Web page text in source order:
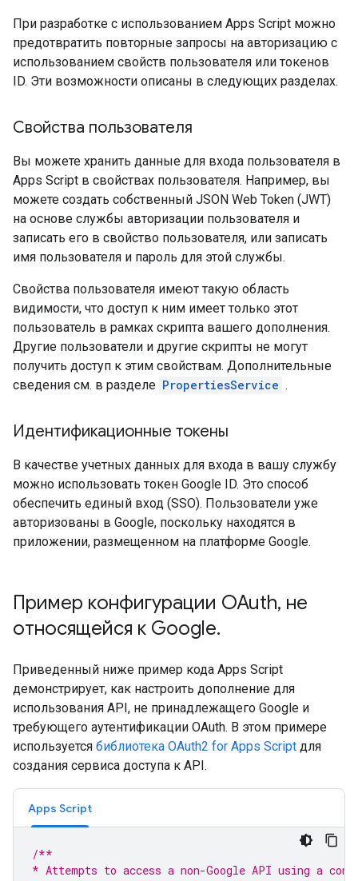
При разработке с использованием Apps Script можно
предотвратить повторные запросы на авторизацию с
использованием свойств пользователя или токенов
ID. Эти возможности описаны в следующих разделах.
Свойства пользователя
Вы можете хранить данные для входа пользователя в
Apps Script в свойствах пользователя. Например, вы
можете создать собственный JSON Web Token (JWT)
на основе службы авторизации пользователя и
записать его в свойство пользователя, или записать
имя пользователя и пароль для этой службы.
Свойства пользователя имеют такую ​​область
видимости, что доступ к ним имеет только этот
пользователь в рамках скрипта вашего дополнения.
Другие пользователи и другие скрипты не могут
получить доступ к этим свойствам. Дополнительные
сведения см. в разделе PropertiesService .
Идентификационные токены
В качестве учетных данных для входа в вашу службу
можно использовать токен Google ID. Это способ
обеспечить единый вход (SSO). Пользователи уже
авторизованы в Google, поскольку находятся в
приложении, размещенном на платформе Google.
Пример конфигурации OAuth, не
относящейся к Google.
Приведенный ниже пример кода Apps Script
демонстрирует, как настроить дополнение для
использования API, не принадлежащего Google и
требующего аутентификации OAuth. В этом примере
используется библиотека OAuth2 for Apps Script для
создания сервиса доступа к API.
Apps Script
/**
* Attempts to access a non-Google API using a